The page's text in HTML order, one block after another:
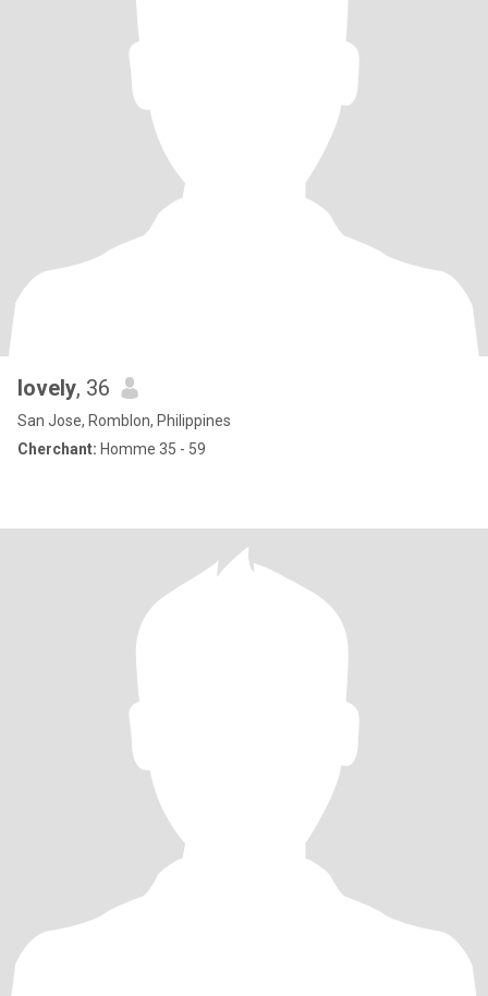
Iovely, 36
San Jose, Romblon, Philippines
Cherchant: Homme 35 - 59